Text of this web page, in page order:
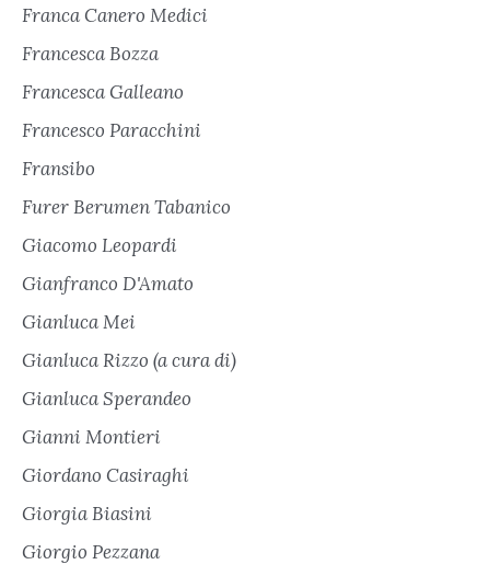
Franca Canero Medici
Francesca Bozza
Francesca Galleano
Francesco Paracchini
Fransibo
Furer Berumen Tabanico
Giacomo Leopardi
Gianfranco D'Amato
Gianluca Mei
Gianluca Rizzo (a cura di)
Gianluca Sperandeo
Gianni Montieri
Giordano Casiraghi
Giorgia Biasini
Giorgio Pezzana